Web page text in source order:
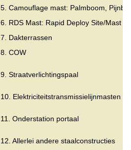
5. Camouflage mast: Palmboom,
6. RDS Mast: Rapid Deploy Site/Mast
7. Dakterrassen
8. COW
9. Straatverlichtingspaal
10. Elektriciteitstransmissielijnmasten
11. Onderstation portaal
12. Allerlei andere staalconstructies